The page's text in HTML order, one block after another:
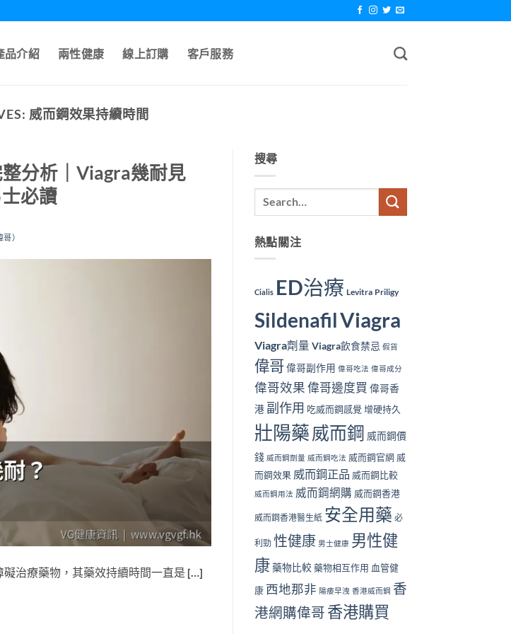
品介紹 兩性健康 線上訂購 客戶服務
威而鋼效果持續時間
分析｜Viagra幾耐見
必讀
）
治療藥物，其藥效持續時間一直是 […]
搜尋
熱點關注
Cialis ED治療 Levitra Priligy
SildenafilViagra
Viagra劑量 Viagra飲食禁忌 假貨
偉哥 偉哥副作用 偉哥吃法 偉哥成分
偉哥效果偉哥邊度買 偉哥香
港 副作用 吃威而鋼感覺 增硬持久
壯陽藥 威而鋼 威而鋼價
錢 威而鋼劑量 威而鋼吃法 威而鋼官網 威
而鋼效果 威而鋼正品 威而鋼比較
威而鋼用法 威而鋼網購 威而鋼香港
威而鋼香港醫生紙 安全用藥 必
利勁 性健康 男士健康 男性健
康 藥物比較 藥物相互作用 血管健
康 西地那非 陽痿早洩 香港威而鋼 香
港網購偉哥 香港購買